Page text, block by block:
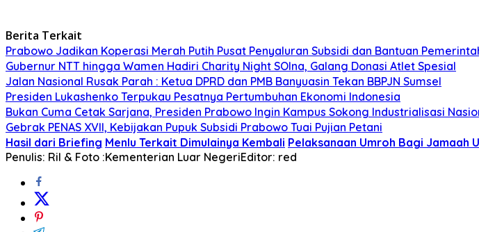
Berita Terkait
Prabowo Jadikan Koperasi Merah Putih Pusat Penyaluran Subsidi dan Bantuan
Gubernur NTT hingga Wamen Hadiri Charity Night SOIna, Galang Donasi Atlet Spesial
Jalan Nasional Rusak Parah : Ketua DPRD dan PMB Banyuasin Tekan BBPJN Sumsel
Presiden Lukashenko Terpukau Pesatnya Pertumbuhan Ekonomi Indonesia
Bukan Cuma Cetak Sarjana, Presiden Prabowo Ingin Kampus Sokong Industrialisasi
Gebrak PENAS XVII, Kebijakan Pupuk Subsidi Prabowo Tuai Pujian Petani
Hasil dari Briefing Menlu Terkait Dimulainya Kembali Pelaksanaan Umroh Bagi Jamaah
Penulis: Ril & Foto :Kementerian Luar Negeri​Editor: red